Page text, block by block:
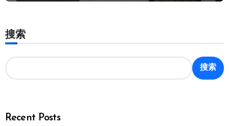
搜索
搜索
Recent Posts